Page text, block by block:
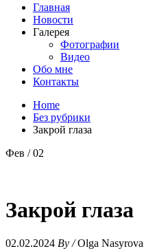
Главная
Новости
Галерея
Фотографии
Видео
Обо мне
Контакты
Home
Без рубрики
Закрой глаза
Фев / 02
Закрой глаза
02.02.2024 By / Olga Nasyrova